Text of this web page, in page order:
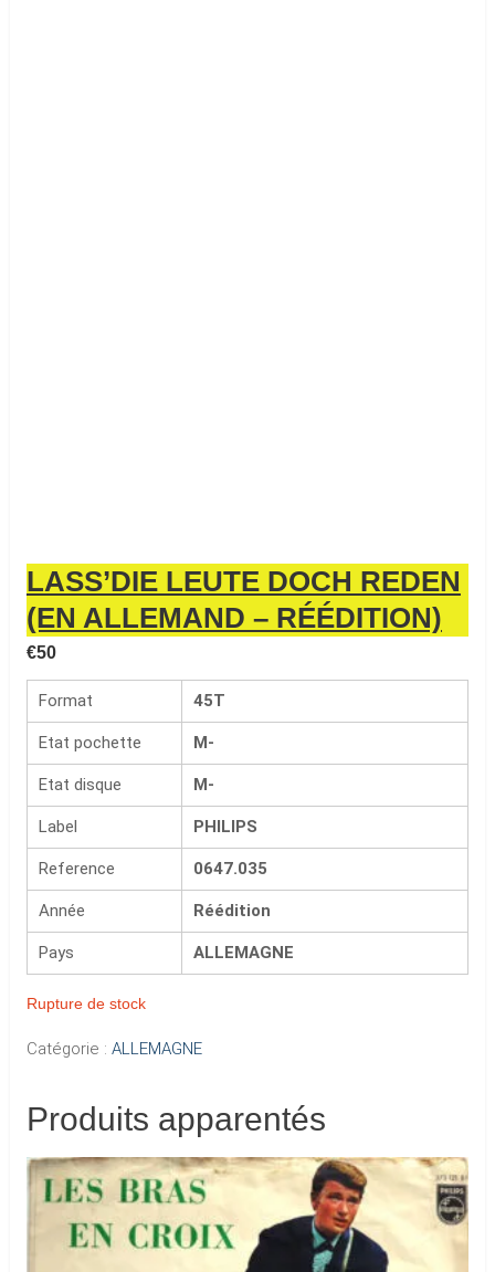
LASS’DIE LEUTE DOCH REDEN
(EN ALLEMAND – RÉÉDITION)
€50
Format 45T
Etat pochette M-
Etat disque M-
Label PHILIPS
Reference 0647.035
Année Réédition
Pays ALLEMAGNE
Rupture de stock
Catégorie : ALLEMAGNE
Produits apparentés